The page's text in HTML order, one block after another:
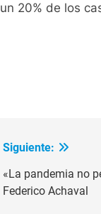
20% de los
Siguiente:
«La pandemia no
Federico Achaval